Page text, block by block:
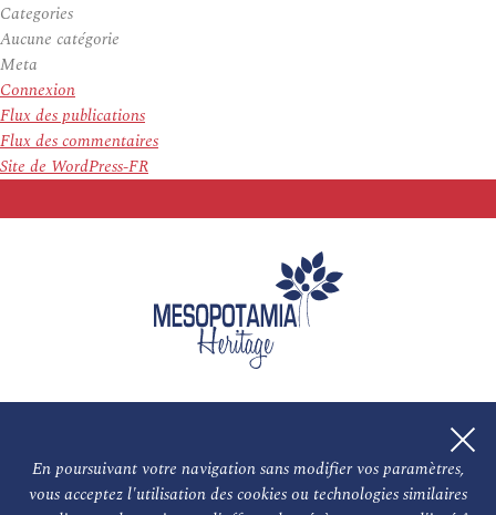
En poursuivant votre navigation sans modifier vos paramètres,
vous acceptez l'utilisation des cookies ou technologies similaires
Categories
Aucune catégorie
Meta
Connexion
Flux des publications
Flux des commentaires
Site de WordPress-FR